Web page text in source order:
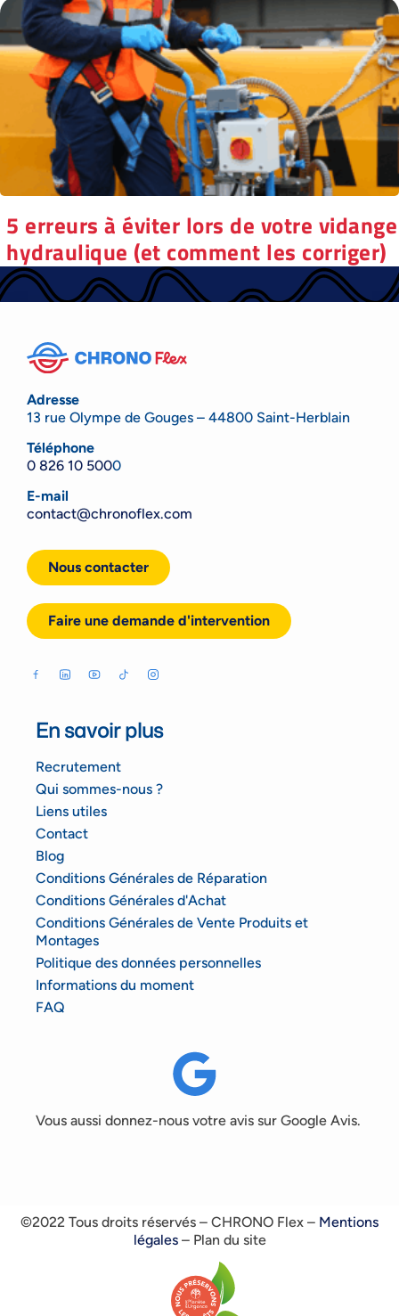
5 erreurs à éviter lors de votre vidange
hydraulique (et comment les corriger)
Adresse
13 rue Olympe de Gouges – 44800 Saint-Herblain
Téléphone
0 826 10 5000
E-mail
contact@chronoflex.com
Nous contacter
Faire une demande d'intervention
En savoir plus
Recrutement
Qui sommes-nous ?
Liens utiles
Contact
Blog
Conditions Générales de Réparation
Conditions Générales d'Achat
Conditions Générales de Vente Produits et
Montages
Politique des données personnelles
Informations du moment
FAQ
Vous aussi donnez-nous votre avis sur Google Avis.
©2022 Tous droits réservés – CHRONO Flex – Mentions
légales– Plan du site